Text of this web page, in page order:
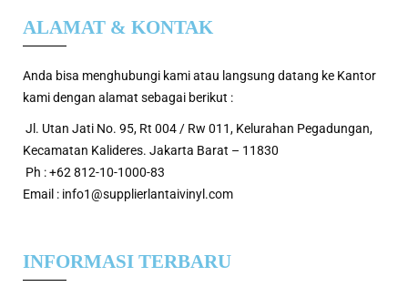
ALAMAT & KONTAK
Anda bisa menghubungi kami atau langsung datang ke Kantor
kami dengan alamat sebagai berikut :
Jl. Utan Jati No. 95, Rt 004 / Rw 011, Kelurahan Pegadungan,
Kecamatan Kalideres. Jakarta Barat – 11830
Ph : +62 812-10-1000-83
Email : info1@supplierlantaivinyl.com
INFORMASI TERBARU